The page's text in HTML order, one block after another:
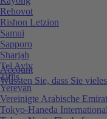
Account
Wussten Sie, dass Sie
Rehovot
Rishon Letzion
Samui
Sapporo
Sharjah
Tel Aviv
Tiflis
Yerevan
Vereinigte Arabische
Tokyo-Haneda